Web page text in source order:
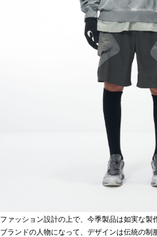
ファッション設計の上で、今季製品は如実な
ブランドの人物になって、デザインは伝統の制